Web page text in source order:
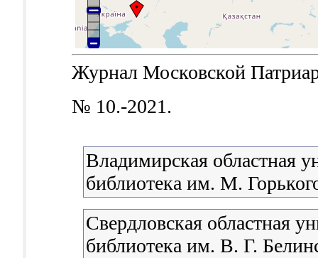
Журнал Московской
№ 10.-2021.
Владимирская областная
библиотека им. М.
Свердловская областная
библиотека им. В. Г.